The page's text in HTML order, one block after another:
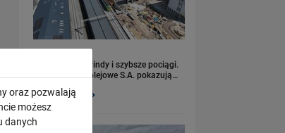
Nowe perony, windy i szybsze pociągi.
Polskie Linie Kolejowe S.A. pokazują…
PRZECZYTAJ
oraz pozwalają
możesz
danych